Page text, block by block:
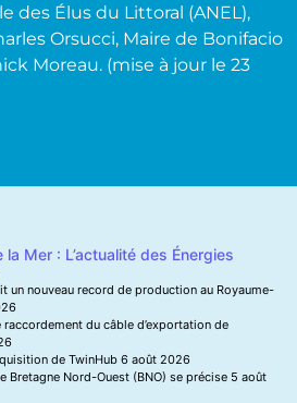
des Élus du Littoral (ANEL),
Orsucci, Maire de Bonifacio
Moreau. (mise à jour le 23
la Mer : L’actualité des Énergies
un nouveau record de production au Royaume-
raccordement du câble d’exportation de
de TwinHub 6 août 2026
Bretagne Nord-Ouest (BNO) se précise 5 août